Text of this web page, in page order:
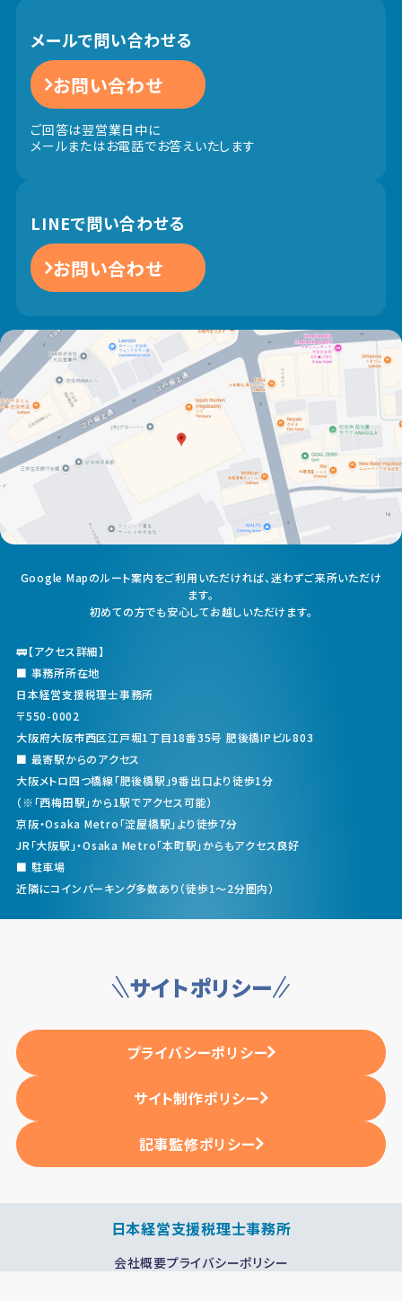
メールで問い合わせる
お問い合わせ
ご回答は翌営業日中に
メールまたはお電話でお答えいたします
LINEで問い合わせる
お問い合わせ
Google Mapのルート案内をご利用いただければ、迷わずご来所いただけ
ます。
初めての方でも安心してお越しいただけます。
🚃【アクセス詳細】
■ 事務所所在地
日本経営支援税理士事務所
〒550-0002
大阪府大阪市西区江戸堀1丁目18番35号 肥後橋IPビル803
■ 最寄駅からのアクセス
大阪メトロ四つ橋線「肥後橋駅」9番出口より徒歩1分
（※「西梅田駅」から1駅でアクセス可能）
京阪・Osaka Metro「淀屋橋駅」より徒歩7分
JR「大阪駅」・Osaka Metro「本町駅」からもアクセス良好
■ 駐車場
近隣にコインパーキング多数あり（徒歩1〜2分圏内）
サイトポリシー
プライバシーポリシー
サイト制作ポリシー
記事監修ポリシー
日本経営支援税理士事務所
会社概要プライバシーポリシー